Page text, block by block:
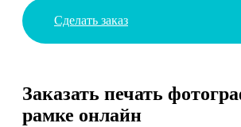
Сделать заказ
Заказать печать
рамке онлайн